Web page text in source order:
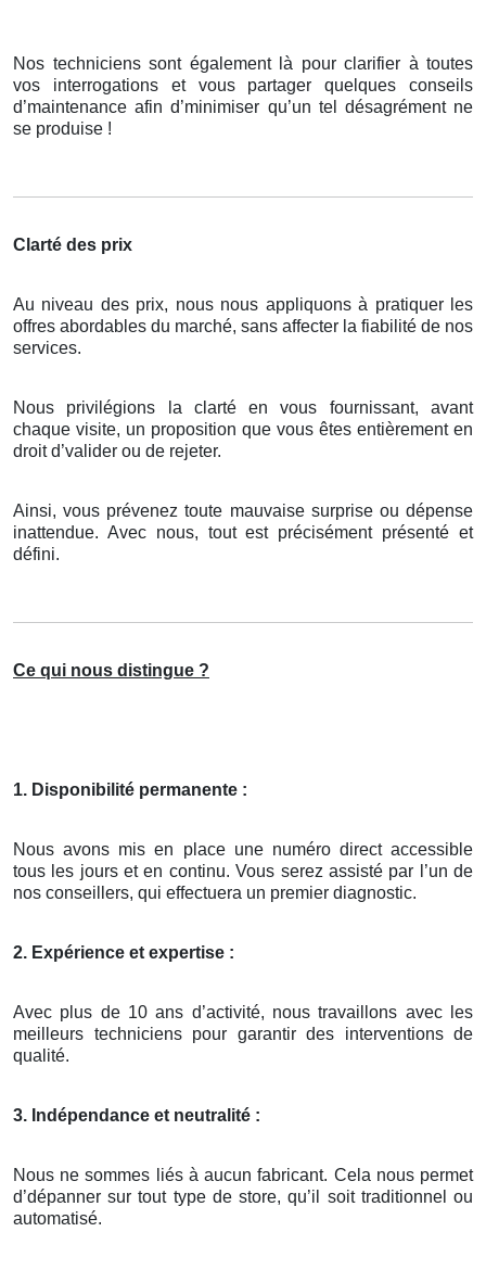
Nos techniciens sont également là pour clarifier à toutes
vos interrogations et vous partager quelques conseils
d’maintenance afin d’minimiser qu’un tel désagrément ne
se produise !
Clarté des prix
Au niveau des prix, nous nous appliquons à pratiquer les
offres abordables du marché, sans affecter la fiabilité de nos
services.
Nous privilégions la clarté en vous fournissant, avant
chaque visite, un proposition que vous êtes entièrement en
droit d’valider ou de rejeter.
Ainsi, vous prévenez toute mauvaise surprise ou dépense
inattendue. Avec nous, tout est précisément présenté et
défini.
Ce qui nous distingue ?
1. Disponibilité permanente :
Nous avons mis en place une numéro direct accessible
tous les jours et en continu. Vous serez assisté par l’un de
nos conseillers, qui effectuera un premier diagnostic.
2. Expérience et expertise :
Avec plus de 10 ans d’activité, nous travaillons avec les
meilleurs techniciens pour garantir des interventions de
qualité.
3. Indépendance et neutralité :
Nous ne sommes liés à aucun fabricant. Cela nous permet
d’dépanner sur tout type de store, qu’il soit traditionnel ou
automatisé.